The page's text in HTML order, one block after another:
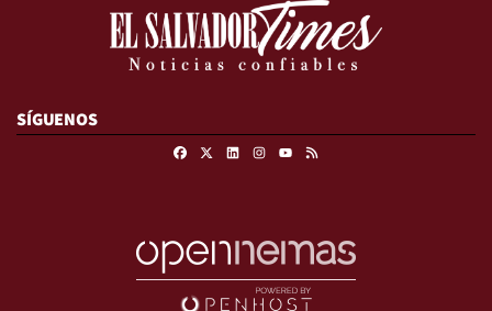
SÍGUENOS
FacebookLinkedinInstagram